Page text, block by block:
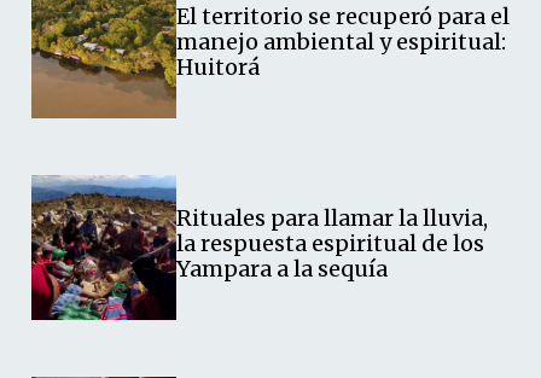
El territorio se recuperó para el
manejo ambiental y espiritual:
Huitorá
Rituales para llamar la lluvia,
la respuesta espiritual de los
Yampara a la sequía